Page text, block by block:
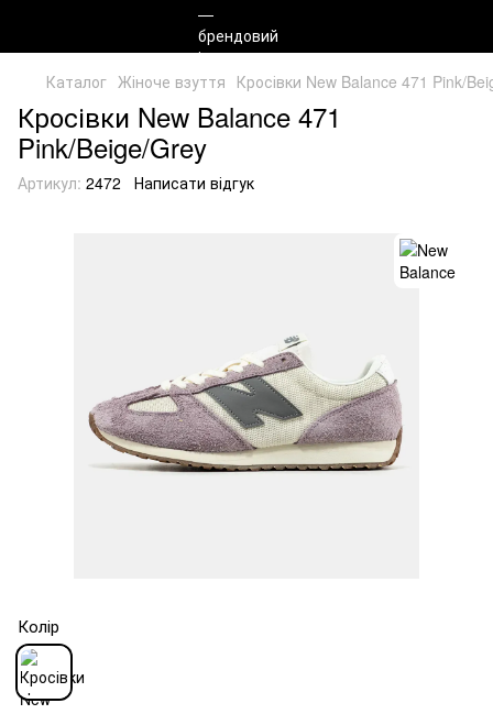
Каталог Жіноче взуття Кросівки New Balance 471 Pink/
Кросівки New Balance 471
Pink/Beige/Grey
Артикул: 2472 Написати відгук
Колір